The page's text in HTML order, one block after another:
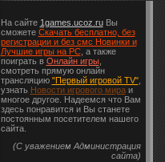
На сайте 1games.ucoz.ruВы
сможете Скачать бесплатно, без
регистрации и без смс Новинки и
Лучшие игры на PC, а также
поиграть в Онлайн игры,
смотреть прямую онлайн
трансляцию "Первый игровой TV",
узнать Новости игрового мираи
многое другое. Надеемся что Вам
здесь понравится и Вы станете
постоянным посетителем нашего
сайта.
(С уважением Администрация
сайта)